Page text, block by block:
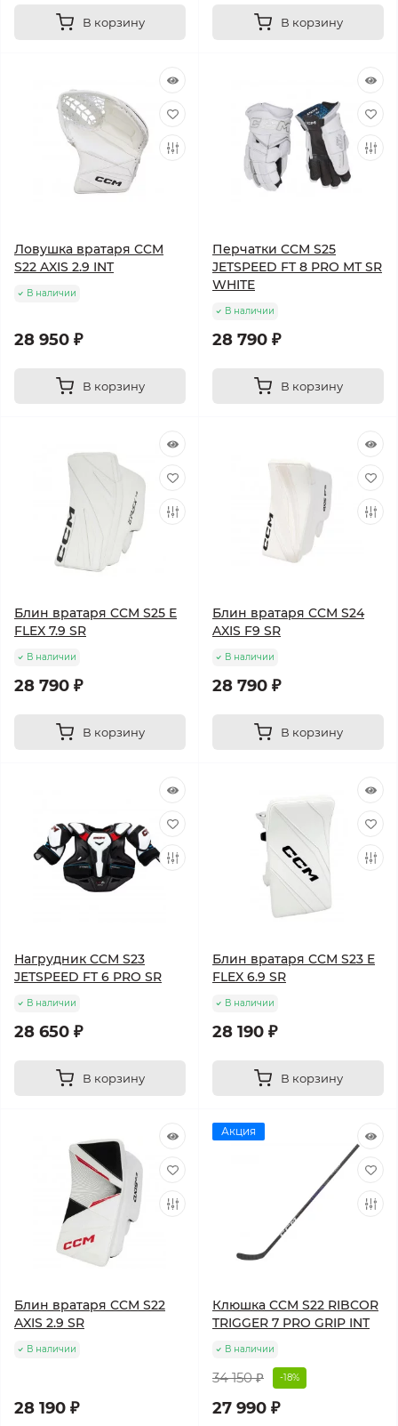
В корзину В корзину
Ловушка вратаря CCM
S22 AXIS 2.9 INT
В наличии
28 950 ₽
В корзину
Перчатки CCM S25
JETSPEED FT 8 PRO МТ SR
WHITE
В наличии
28 790 ₽
В корзину
Блин вратаря CCM S25 E
FLEX 7.9 SR
В наличии
28 790 ₽
В корзину
Блин вратаря CCM S24
AXIS F9 SR
В наличии
28 790 ₽
В корзину
Нагрудник CCM S23
JETSPEED FT 6 PRO SR
В наличии
28 650 ₽
В корзину
Блин вратаря CCM S23 E
FLEX 6.9 SR
В наличии
28 190 ₽
В корзину
Блин вратаря CCM S22
AXIS 2.9 SR
В наличии
28 190 ₽
Акция
Клюшка CCM S22 RIBCOR
TRIGGER 7 PRO GRIP INT
В наличии
34 150 ₽ -18%
27 990 ₽